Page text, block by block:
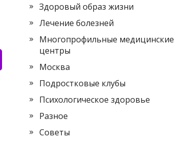
Здоровый образ жизни
Лечение болезней
Многопрофильные медицинские
центры
Москва
Подростковые клубы
Психологическое здоровье
Разное
Советы